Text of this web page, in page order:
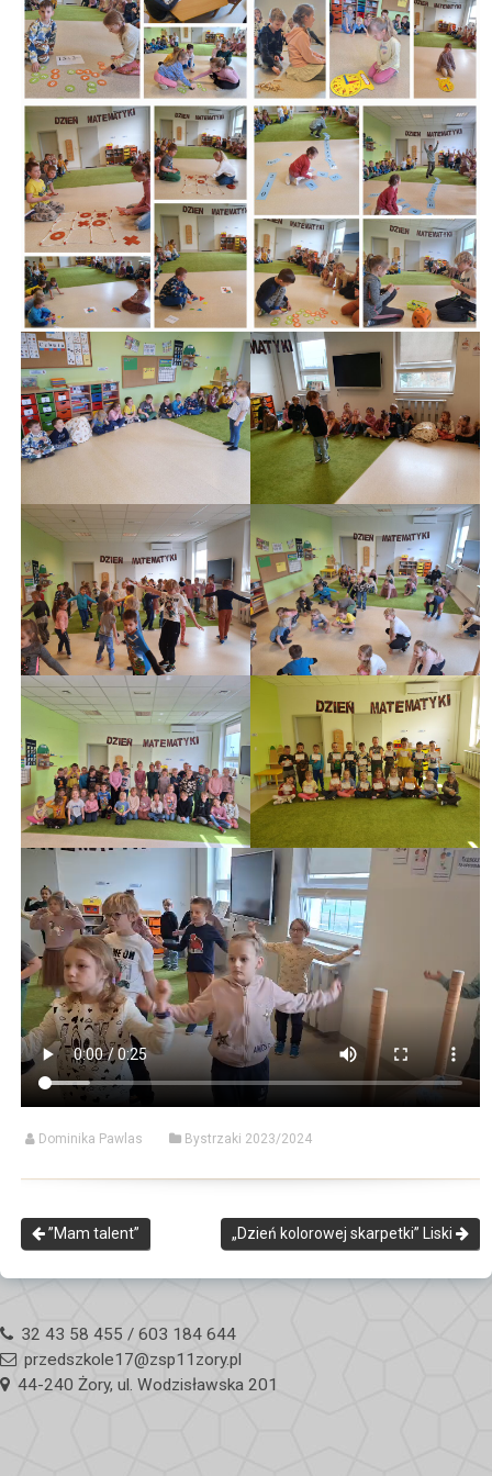
Dominika Pawlas Bystrzaki 2023/2024
”Mam talent” „Dzień kolorowej skarpetki” Liski
32 43 58 455 / 603 184 644
przedszkole17@zsp11zory.pl
44-240 Żory, ul. Wodzisławska 201